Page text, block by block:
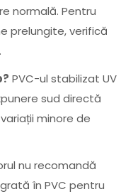
normală. Pentru
prelungite, verifică
PVC-ul stabilizat UV
sud directă
minore de
nu recomandă
în PVC pentru